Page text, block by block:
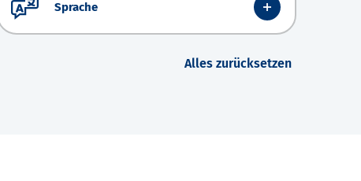
Sprache
Alles zurücksetzen